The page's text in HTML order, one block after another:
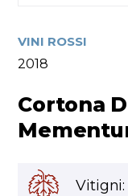
VINI ROSSI
2018
Cortona
Vitigni: